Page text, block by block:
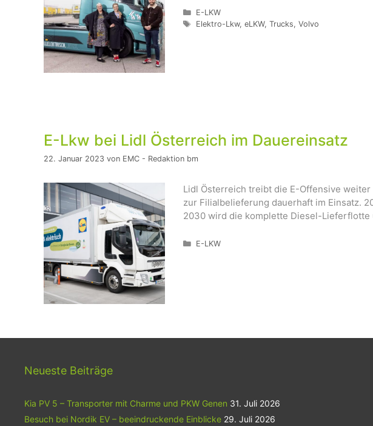
Kategorien
E-LKW
Schlagwörter
Elektro-Lkw, eLKW, Trucks, Volvo
E-Lkw bei Lidl Österreich im Dauereinsatz
22. Januar 2023 von EMC - Redaktion bm
Lidl Österreich treibt die E-Offensive
zur Filialbelieferung dauerhaft im Einsatz.
2030 wird die komplette Diesel-Lieferflotte
Kategorien
E-LKW
Neueste Beiträge
Kia PV 5 – Transporter mit Charme und PKW Genen 31. Juli 2026
Besuch bei Nordik EV – beeindruckende Einblicke 29. Juli 2026